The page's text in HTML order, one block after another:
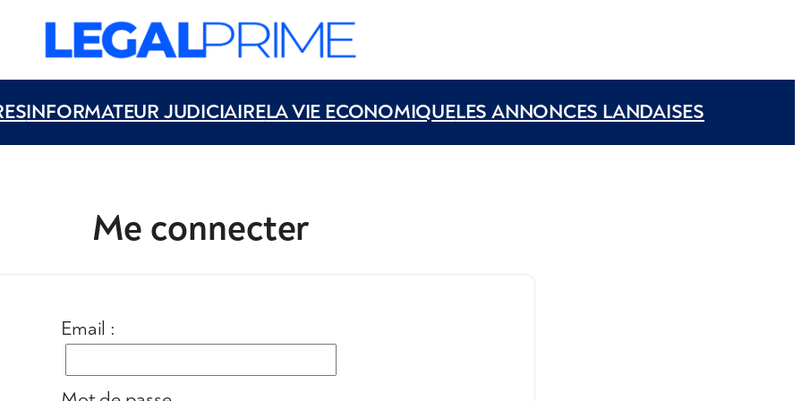
INFORMATEUR JUDICIAIRELA VIE ECONOMIQUELES ANNONCES LANDAISES
Me connecter
Email :